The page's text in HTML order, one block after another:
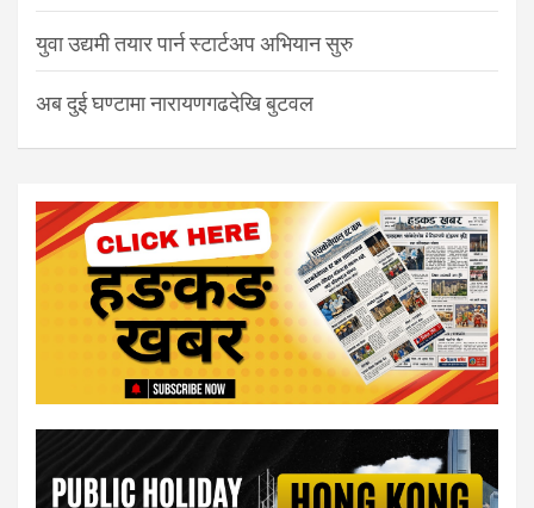
युवा उद्यमी तयार पार्न स्टार्टअप अभियान सुरु
अब दुई घण्टामा नारायणगढदेखि बुटवल